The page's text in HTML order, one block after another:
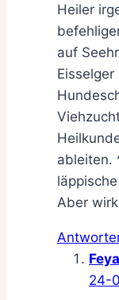
Heiler
auf
ableiten.
Aber
24-